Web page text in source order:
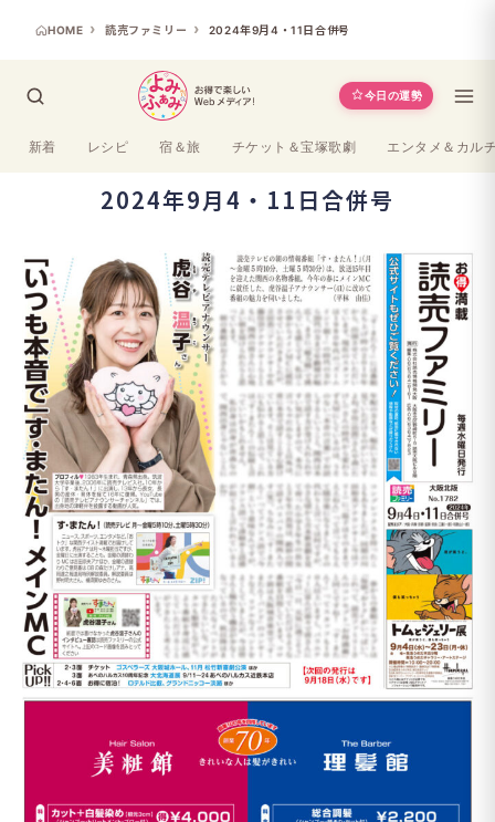
HOME 読売ファミリー 2024年9月4・11日合併号
今日の運勢
新着 レシピ 宿＆旅 チケット＆宝塚歌劇 エンタメ＆カル
2024年9月4・11日合併号